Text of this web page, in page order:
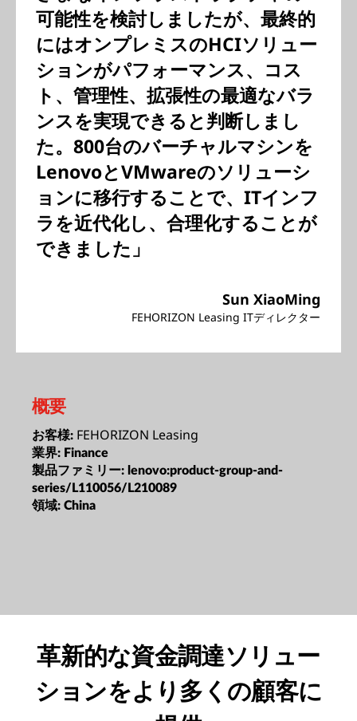
可能性を検討しましたが、最終的
にはオンプレミスのHCIソリュー
ションがパフォーマンス、コス
ト、管理性、拡張性の最適なバラ
ンスを実現できると判断しまし
た。800台のバーチャルマシンを
LenovoとVMwareのソリューシ
ョンに移行することで、ITインフ
ラを近代化し、合理化することが
できました」
Sun XiaoMing
FEHORIZON Leasing ITディレクター
概要
お客様: FEHORIZON Leasing
業界: Finance
製品ファミリー: lenovo:product-group-and-
series/L110056/L210089
領域: China
革新的な資金調達ソリュー
ションをより多くの顧客に